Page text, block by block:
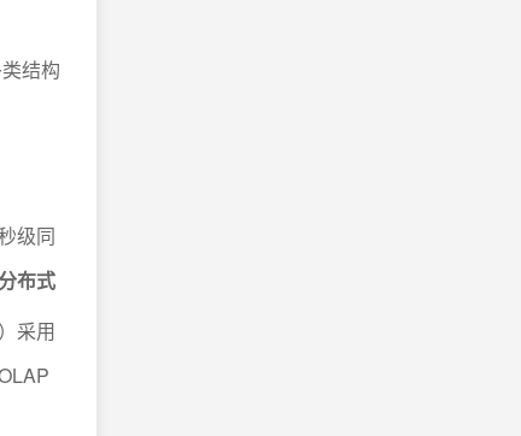
结构
级同
布式
采用